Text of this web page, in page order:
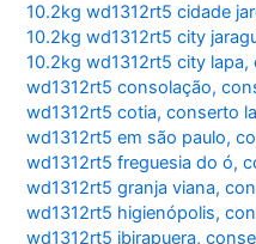
10.2kg wd1312rt5 cidade
10.2kg wd1312rt5 city
10.2kg wd1312rt5 city lapa,
wd1312rt5 consolação,
wd1312rt5 cotia,conserto
wd1312rt5 em são paulo,
wd1312rt5 freguesia do ó,
wd1312rt5 granja viana,
wd1312rt5 higienópolis,
wd1312rt5 ibirapuera,